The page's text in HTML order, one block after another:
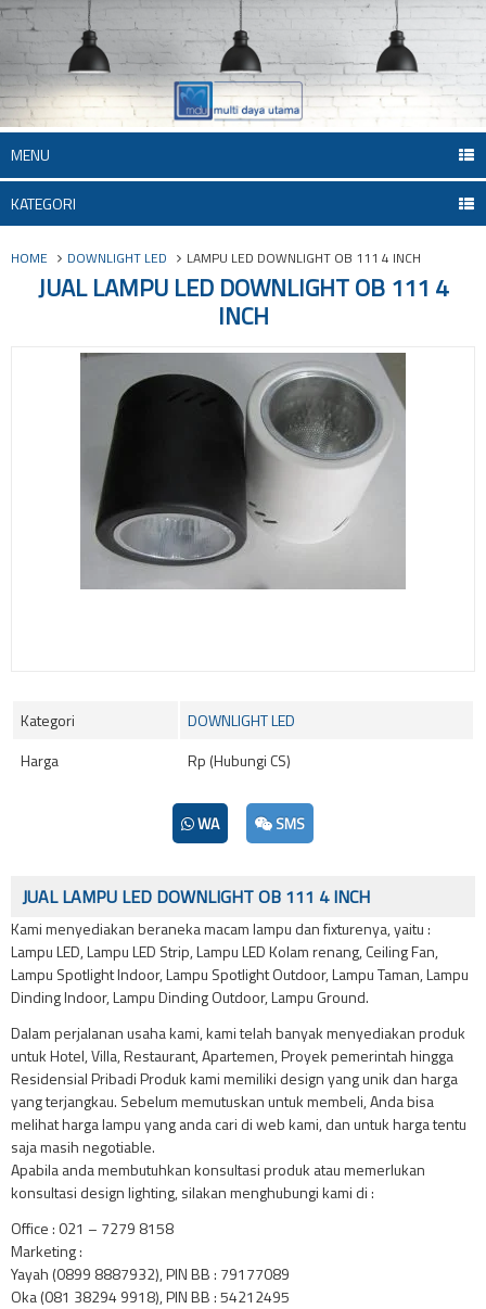
MENU
KATEGORI
HOME DOWNLIGHT LED LAMPU LED DOWNLIGHT OB 111 4 INCH
JUAL LAMPU LED DOWNLIGHT OB 111 4
INCH
Kategori
DOWNLIGHT LED
Harga
Rp (Hubungi CS)
WA SMS
JUAL LAMPU LED DOWNLIGHT OB 111 4 INCH
Kami menyediakan beraneka macam lampu dan fixturenya, yaitu :
Lampu LED, Lampu LED Strip, Lampu LED Kolam renang, Ceiling Fan,
Lampu Spotlight Indoor, Lampu Spotlight Outdoor, Lampu Taman, Lampu
Dinding Indoor, Lampu Dinding Outdoor, Lampu Ground.
Dalam perjalanan usaha kami, kami telah banyak menyediakan produk
untuk Hotel, Villa, Restaurant, Apartemen, Proyek pemerintah hingga
Residensial Pribadi Produk kami memiliki design yang unik dan harga
yang terjangkau. Sebelum memutuskan untuk membeli, Anda bisa
melihat harga lampu yang anda cari di web kami, dan untuk harga tentu
saja masih negotiable.
Apabila anda membutuhkan konsultasi produk atau memerlukan
konsultasi design lighting, silakan menghubungi kami di :
Office : 021 – 7279 8158
Marketing :
Yayah (0899 8887932), PIN BB : 79177089
Oka (081 38294 9918), PIN BB : 54212495